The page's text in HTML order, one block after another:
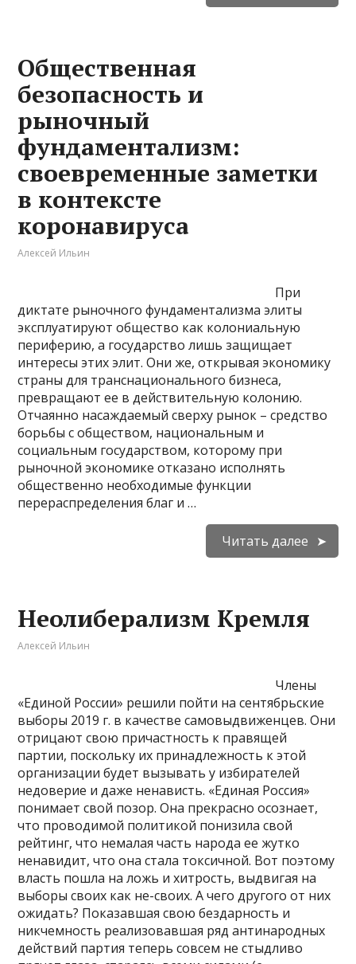
Общественная
безопасность и
рыночный
фундаментализм:
своевременные заметки
в контексте
коронавируса
Алексей Ильин
При
диктате рыночного фундаментализма элиты
эксплуатируют общество как колониальную
периферию, а государство лишь защищает
интересы этих элит. Они же, открывая экономику
страны для транснационального бизнеса,
превращают ее в действительную колонию.
Отчаянно насаждаемый сверху рынок – средство
борьбы с обществом, национальным и
социальным государством, которому при
рыночной экономике отказано исполнять
общественно необходимые функции
перераспределения благ и …
Читать далее
Неолиберализм Кремля
Алексей Ильин
Члены
«Единой России» решили пойти на сентябрьские
выборы 2019 г. в качестве самовыдвиженцев. Они
отрицают свою причастность к правящей
партии, поскольку их принадлежность к этой
организации будет вызывать у избирателей
недоверие и даже ненависть. «Единая Россия»
понимает свой позор. Она прекрасно осознает,
что проводимой политикой понизила свой
рейтинг, что немалая часть народа ее жутко
ненавидит, что она стала токсичной. Вот поэтому
власть пошла на ложь и хитрость, выдвигая на
выборы своих как не-своих. А чего другого от них
ожидать? Показавшая свою бездарность и
никчемность реализовавшая ряд антинародных
действий партия теперь совсем не стыдливо